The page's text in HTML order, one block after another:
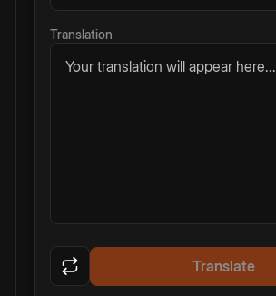
Translation
Your translation will appear here...
Translate